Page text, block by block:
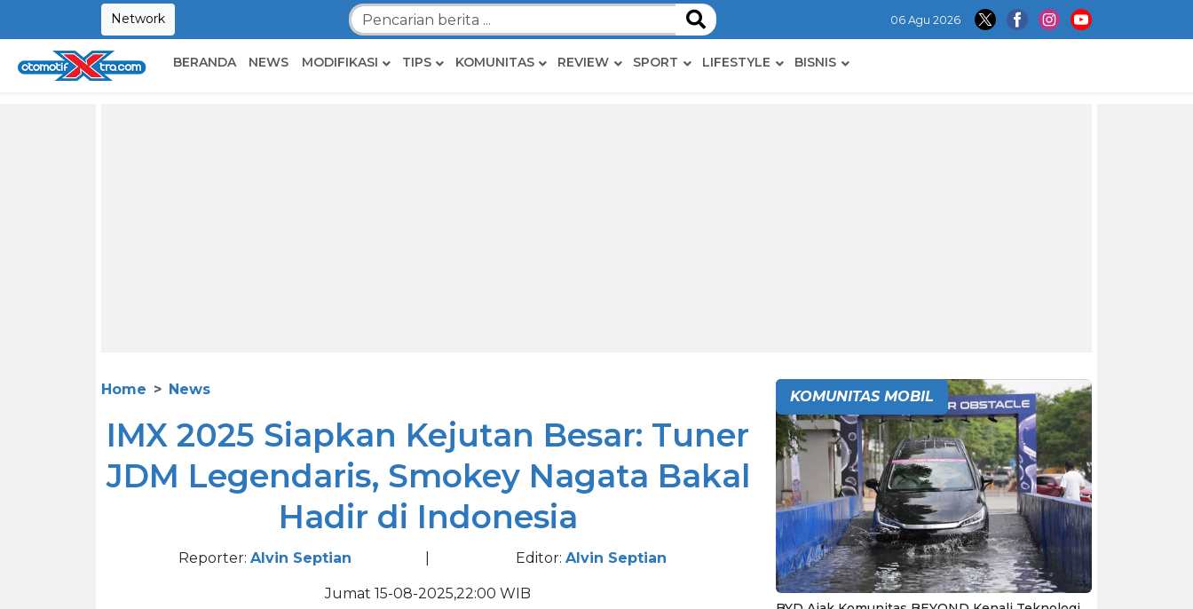
Network 06 Agu 2026
BERANDA NEWS MODIFIKASI TIPS KOMUNITAS REVIEW SPORT LIFESTYLE BISNIS
Home News
IMX 2025 Siapkan Kejutan Besar: Tuner
JDM Legendaris, Smokey Nagata Bakal
Hadir di Indonesia
Reporter: Alvin Septian Editor: Alvin Septian
Jumat 15-08-2025,22:00 WIB
KOMUNITAS MOBIL